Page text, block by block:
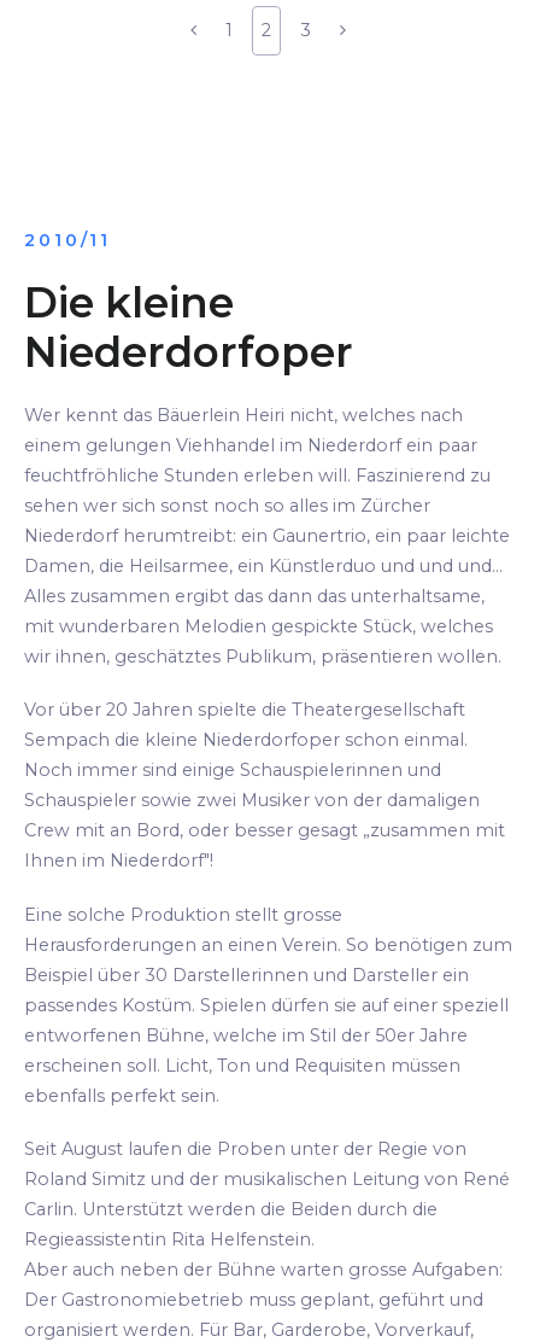
1 2 3
2010/11
Die kleine
Niederdorfoper
Wer kennt das Bäuerlein Heiri nicht, welches nach
einem gelungen Viehhandel im Niederdorf ein paar
feuchtfröhliche Stunden erleben will. Faszinierend zu
sehen wer sich sonst noch so alles im Zürcher
Niederdorf herumtreibt: ein Gaunertrio, ein paar leichte
Damen, die Heilsarmee, ein Künstlerduo und und und...
Alles zusammen ergibt das dann das unterhaltsame,
mit wunderbaren Melodien gespickte Stück, welches
wir ihnen, geschätztes Publikum, präsentieren wollen.
Vor über 20 Jahren spielte die Theatergesellschaft
Sempach die kleine Niederdorfoper schon einmal.
Noch immer sind einige Schauspielerinnen und
Schauspieler sowie zwei Musiker von der damaligen
Crew mit an Bord, oder besser gesagt „zusammen mit
Ihnen im Niederdorf"!
Eine solche Produktion stellt grosse
Herausforderungen an einen Verein. So benötigen zum
Beispiel über 30 Darstellerinnen und Darsteller ein
passendes Kostüm. Spielen dürfen sie auf einer speziell
entworfenen Bühne, welche im Stil der 50er Jahre
erscheinen soll. Licht, Ton und Requisiten müssen
ebenfalls perfekt sein.
Seit August laufen die Proben unter der Regie von
Roland Simitz und der musikalischen Leitung von René
Carlin. Unterstützt werden die Beiden durch die
Regieassistentin Rita Helfenstein.
Aber auch neben der Bühne warten grosse Aufgaben:
Der Gastronomiebetrieb muss geplant, geführt und
organisiert werden. Für Bar, Garderobe, Vorverkauf,